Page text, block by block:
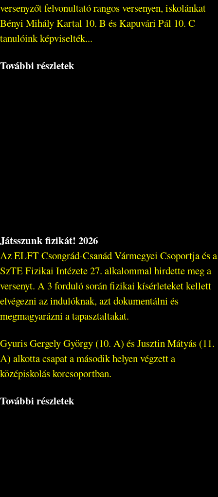
versenyzőt felvonultató rangos versenyen, iskolánkat
Bényi Mihály Kartal 10. B és Kapuvári Pál 10. C
tanulóink képviselték...
További részletek
Játsszunk fizikát! 2026
Az ELFT Csongrád-Csanád Vármegyei Csoportja és a
SzTE Fizikai Intézete 27. alkalommal hirdette meg a
versenyt. A 3 forduló során fizikai kísérleteket kellett
elvégezni az indulóknak, azt dokumentálni és
megmagyarázni a tapasztaltakat.
Gyuris Gergely György (10. A) és Jusztin Mátyás (11.
A) alkotta csapat a második helyen végzett a
középiskolás korcsoportban.
További részletek